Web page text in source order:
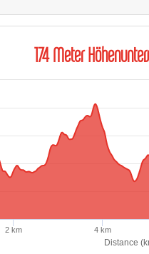
174 Meter
Distance
2 km 4 km